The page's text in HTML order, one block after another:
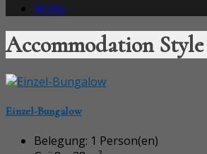
Home
Accommodation Style
Einzel-Bungalow
Belegung: 1 Person(en)